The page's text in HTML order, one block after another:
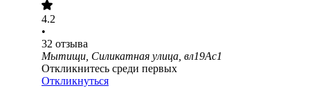
4.2
•
32 отзыва
Мытищи, Силикатная улица, вл19Ас1
Откликнитесь среди первых
Откликнуться